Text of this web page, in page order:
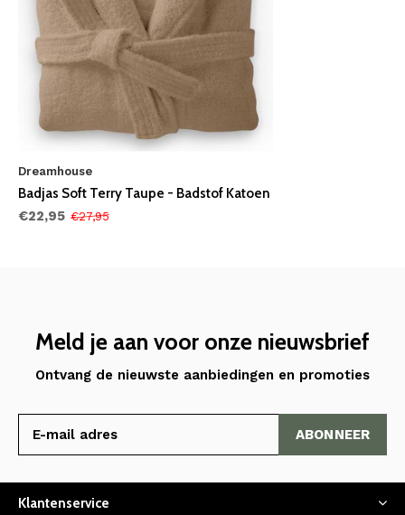
Dreamhouse
Badjas Soft Terry Taupe - Badstof Katoen
€22,95 €27,95
Meld je aan voor onze nieuwsbrief
Ontvang de nieuwste aanbiedingen en promoties
ABONNEER
Klantenservice